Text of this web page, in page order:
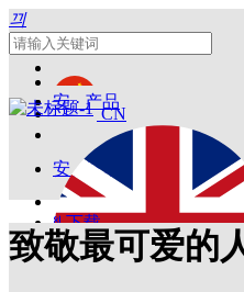
끠
安 · 产品
安 · 技术
安 · 部落
CN
ꄔ 下载
ꂅ 联系我
ꄑ 会员登录
致敬最可爱的